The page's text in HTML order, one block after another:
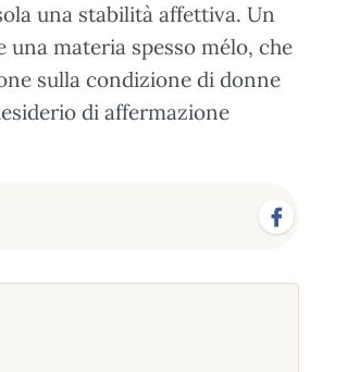
una stabilità affettiva. Un
materia spesso mélo, che
sulla condizione di donne
di affermazione